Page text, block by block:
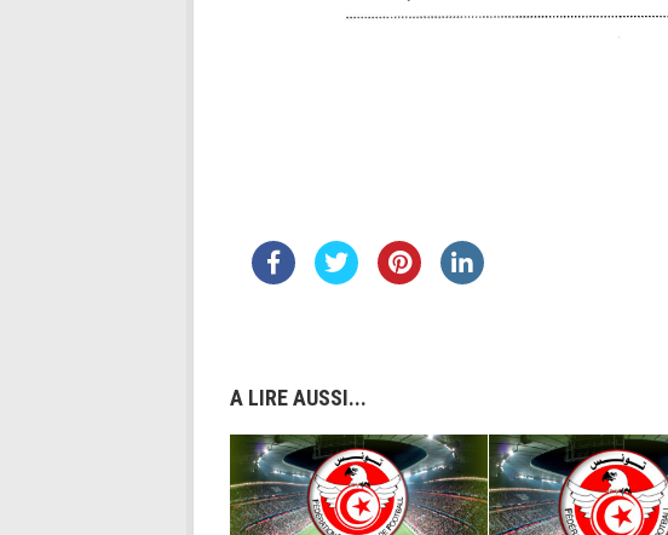
A LIRE AUSSI...